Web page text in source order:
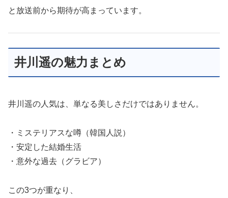
と放送前から期待が高まっています。
井川遥の魅力まとめ
井川遥の人気は、単なる美しさだけではありません。
・ミステリアスな噂（韓国人説）
・安定した結婚生活
・意外な過去（グラビア）
この3つが重なり、